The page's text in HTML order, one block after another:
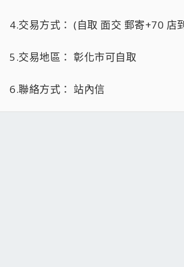
4.交易方式： (自取 面交 郵寄+70 店
5.交易地區： 彰化市可自取
6.聯絡方式： 站內信